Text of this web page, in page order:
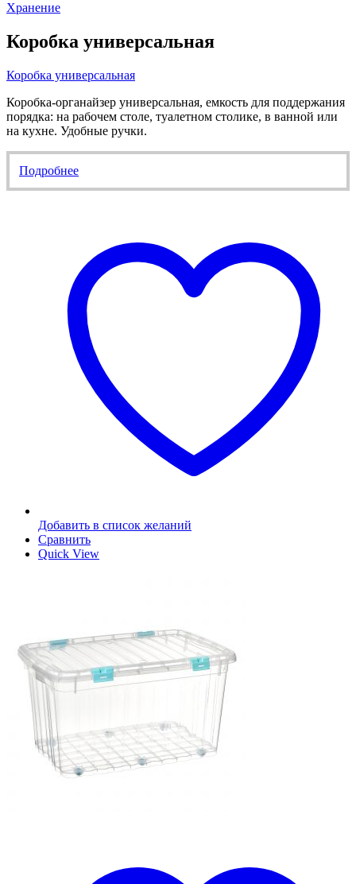
Хранение
Коробка универсальная
Коробка универсальная
Коробка-органайзер универсальная, емкость для поддержания
порядка: на рабочем столе, туалетном столике, в ванной или
на кухне. Удобные ручки.
Подробнее
Добавить в список желаний
Сравнить
Quick View